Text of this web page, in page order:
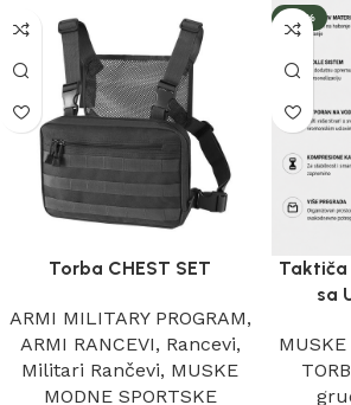
Torba CHEST SET
ARMI MILITARY PROGRAM,
ARMI RANCEVI, Rancevi,
Militari Rančevi, MUSKE
MODNE SPORTSKE
-21%
sa
MUSKE